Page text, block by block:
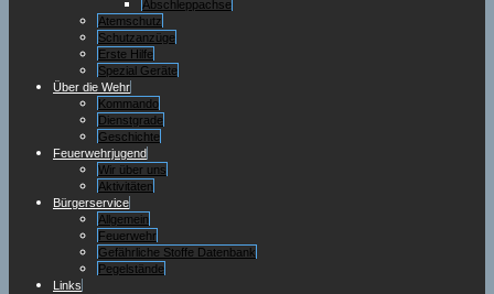
Abschleppachse
Atemschutz
Schutzanzüge
Erste Hilfe
Spezial Geräte
Über die Wehr
Kommando
Dienstgrade
Geschichte
Feuerwehrjugend
Wir über uns
Aktivitäten
Bürgerservice
Allgemein
Feuerwehr
Gefährliche Stoffe Datenbank
Pegelstände
Links